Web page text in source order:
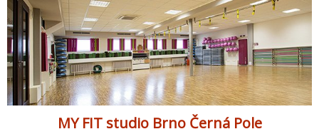
MY FIT studio Brno Černá Pole